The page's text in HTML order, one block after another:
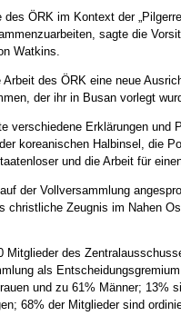
ÖRK im Kontext der
sagte die
Watkins.
des ÖRK eine neue
der ihr in Busan vorlegt
verschiedene Erklärungen und
koreanischen Halbinsel, die
und die Arbeit für
der Vollversammlung
christliche Zeugnis im Nahen
Mitglieder des
als
und zu 61% Männer; 13%
68% der Mitglieder sind